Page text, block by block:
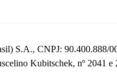
S.A., CNPJ: 90.400.888/
Kubitschek, nº 2041